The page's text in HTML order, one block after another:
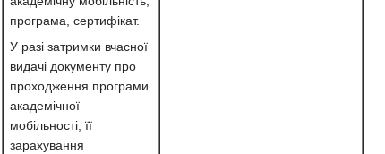
програма, сертифікат.
У разі затримки вчасної
видачі документу про
проходження програми
академічної
мобільності, її
зарахування